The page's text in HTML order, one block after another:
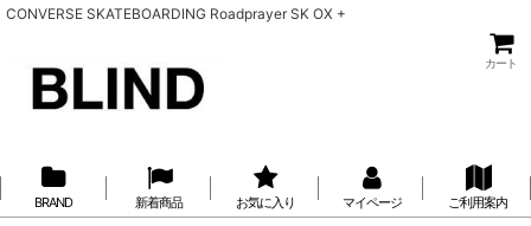
CONVERSE SKATEBOARDING Roadprayer SK OX +
カート
BRAND 新着商品 お気に入り マイページ ご利用案内